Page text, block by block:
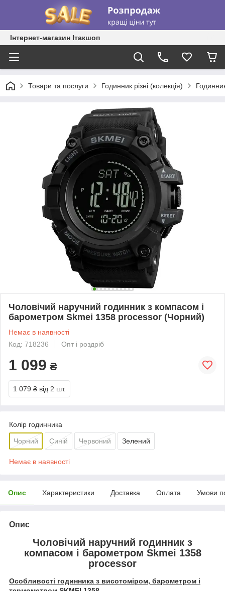
Інтернет-магазин Ітакшоп
Товари та послуги Годинник різні (колекція)
Чоловічий наручний годинник з компасом і
барометром Skmei 1358 processor (Чорний)
Немає в наявності
Код: 718236
Опт і роздріб
1 099 ₴
1 079 ₴ від 2 шт.
Колір годинника
Чорний Синій Червоний Зелений
Немає в наявності
Опис Характеристики Доставка Оплата Умови
Опис
Чоловічий наручний годинник з
компасом і барометром Skmei 1358
processor
Особливості годинника з висотоміром, барометром і